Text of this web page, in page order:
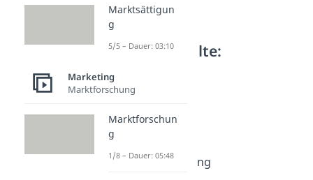
Weitere Inhalte:
Marktforschung
Dauer: 05:48
Primärforschung
Sekundärforschung
Marktsättigun
g
5/5 – Dauer: 03:10
Marketing
Marktforschung
Marktforschun
g
1/8 – Dauer: 05:48